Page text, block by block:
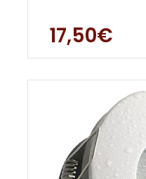
Auße
17,50€